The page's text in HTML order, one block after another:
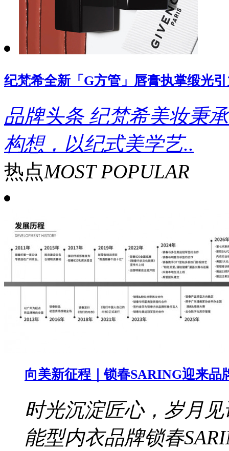
纪梵希全新「G方管」唇膏执掌缎光
品牌头条 纪梵希美妆秉
构想，以纪式美学艺..
热点MOST POPULAR
向美新征程｜锁春SARING迎来品
时光沉淀匠心，岁月
能型内衣品牌锁春